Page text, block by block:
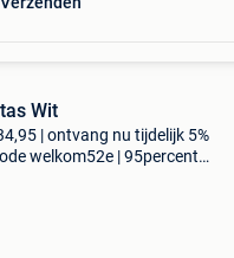
Wit
| ontvang nu tijdelijk 5%
welkom52e | 95percent